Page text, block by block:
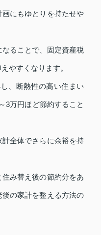
にもゆとりを持たせや
ることで、固定資産税
やすくなります。
、断熱性の高い住まい
3万円ほど節約すること
全体でさらに余裕を持
み替え後の節約分をあ
の家計を整える方法の